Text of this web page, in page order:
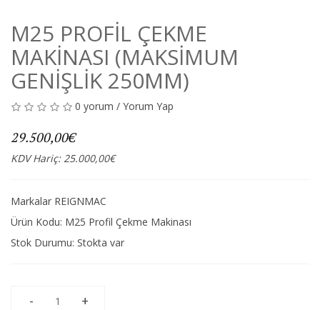
M25 PROFIL ÇEKME
MAKINASI (MAKSIMUM
GENIŞLIK 250MM)
0 yorum / Yorum Yap
29.500,00€
KDV Hariç: 25.000,00€
Markalar REIGNMAC
Ürün Kodu: M25 Profil Çekme Makinası
Stok Durumu: Stokta var